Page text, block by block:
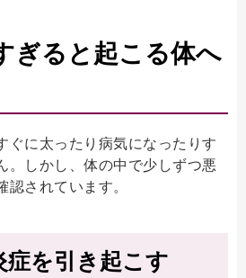
ぎると起こる体へ
ぐに太ったり病気になったりす
。しかし、体の中で少しずつ悪
されています。
を引き起こす